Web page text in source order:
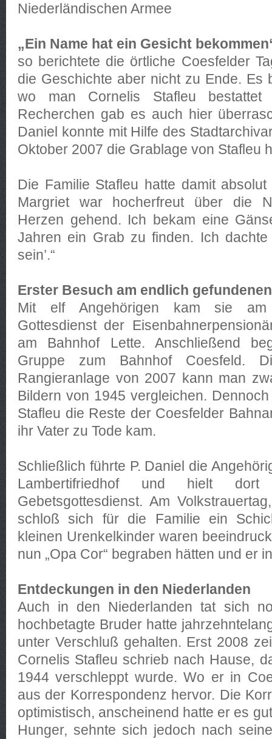
Niederländischen Armee
„Ein Name hat ein Gesicht
so berichtete die örtliche Coesfelder
die Geschichte aber nicht zu Ende. Es
wo man Cornelis Stafleu bestattet
Recherchen gab es auch hier
Daniel konnte mit Hilfe des
Oktober 2007 die Grablage von Stafleu
Die Familie Stafleu hatte damit
Margriet war hocherfreut über die
Herzen gehend. Ich bekam eine
Jahren ein Grab zu finden. Ich dachte
sein’.“
Erster Besuch am endlich
Mit elf Angehörigen kam sie am
Gottesdienst der
am Bahnhof Lette. Anschließend
Gruppe zum Bahnhof Coesfeld.
Rangieranlage von 2007 kann man
Bildern von 1945 vergleichen.
Stafleu die Reste der Coesfelder
ihr Vater zu Tode kam.
Schließlich führte P. Daniel die
Lambertifriedhof und hielt
Gebetsgottesdienst. Am
schloß sich für die Familie ein
kleinen Urenkelkinder waren
nun „Opa Cor“ begraben hätten und er
Entdeckungen in den Niederlanden
Auch in den Niederlanden tat sich
hochbetagte Bruder hatte
unter Verschluß gehalten. Erst 2008
Cornelis Stafleu schrieb nach Hause,
1944 verschleppt wurde. Wo er in
aus der Korrespondenz hervor. Die
optimistisch, anscheinend hatte er es
Hunger, sehnte sich jedoch nach